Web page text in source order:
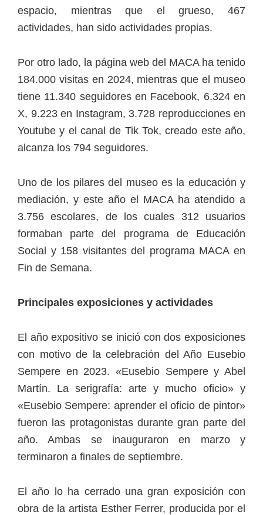
espacio, mientras que el grueso, 467
actividades, han sido actividades propias.
Por otro lado, la página web del MACA ha tenido
184.000 visitas en 2024, mientras que el museo
tiene 11.340 seguidores en Facebook, 6.324 en
X, 9.223 en Instagram, 3.728 reproducciones en
Youtube y el canal de Tik Tok, creado este año,
alcanza los 794 seguidores.
Uno de los pilares del museo es la educación y
mediación, y este año el MACA ha atendido a
3.756 escolares, de los cuales 312 usuarios
formaban parte del programa de Educación
Social y 158 visitantes del programa MACA en
Fin de Semana.
Principales exposiciones y actividades
El año expositivo se inició con dos exposiciones
con motivo de la celebración del Año Eusebio
Sempere en 2023. «Eusebio Sempere y Abel
Martín. La serigrafía: arte y mucho oficio» y
«Eusebio Sempere: aprender el oficio de pintor»
fueron las protagonistas durante gran parte del
año. Ambas se inauguraron en marzo y
terminaron a finales de septiembre.
El año lo ha cerrado una gran exposición con
obra de la artista Esther Ferrer, producida por el